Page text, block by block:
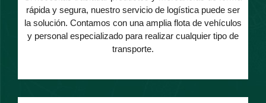
rápida y segura, nuestro servicio de logística puede ser
la solución. Contamos con una amplia flota de vehículos
y personal especializado para realizar cualquier tipo de
transporte.